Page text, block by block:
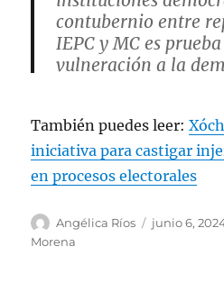
contubernio entre
IEPC y MC es
vulneración a la
las irregularidades
pic.twitter.com/
(@ClaudDelgadillo)
También puedes leer:
iniciativa para castigar
en procesos electorales
A
u
Angélica Ríos
P
junio 6,
Morena